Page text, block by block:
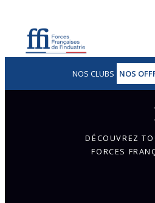
NOS CLUBS NOS
DÉCOUVREZ
FORCES